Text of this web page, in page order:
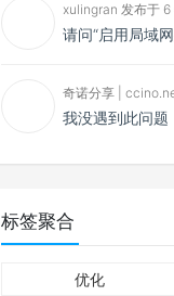
xulingran 发布于 6
请问“启用局域
奇诺分享 |
标签聚合
优化